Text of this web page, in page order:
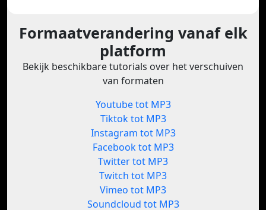
Formaatverandering vanaf elk
platform
Bekijk beschikbare tutorials over het verschuiven
van formaten
Youtube tot MP3
Tiktok tot MP3
Instagram tot MP3
Facebook tot MP3
Twitter tot MP3
Twitch tot MP3
Vimeo tot MP3
Soundcloud tot MP3